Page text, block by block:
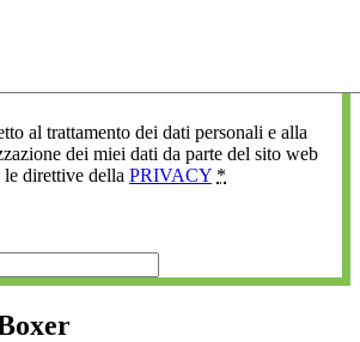
al trattamento dei dati personali e alla
dei miei dati da parte del sito web
le direttive della PRIVACY *